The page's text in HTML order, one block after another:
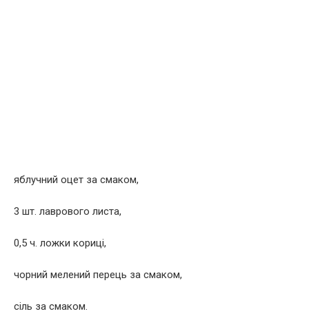
яблучний оцет за смаком,
3 шт. лаврового листа,
0,5 ч. ложки кориці,
чорний мелений перець за смаком,
сіль за смаком.